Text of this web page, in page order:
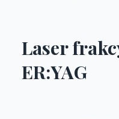
Laser
ER:YAG